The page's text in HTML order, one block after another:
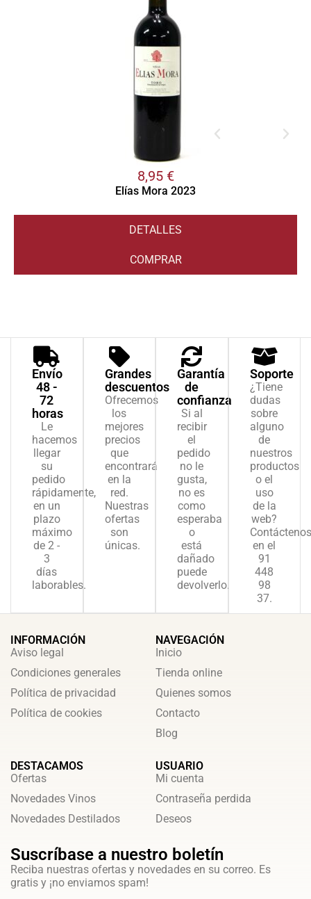
8,95 €
Elías Mora 2023
DETALLES
COMPRAR
Envío
48 -
72
horas
Le
hacemos
llegar
su
pedido
rápidamente,
en un
plazo
máximo
de 2 -
3
días
laborables.
Grandes
descuentos
Ofrecemos
los
mejores
precios
que
encontrará
en la
red.
Nuestras
ofertas
son
únicas.
Garantía
de
confianza
Si al
recibir
el
pedido
no le
gusta,
no es
como
esperaba
o
está
dañado
puede
devolverlo.
Soporte
¿Tiene
dudas
sobre
alguno
de
nuestros
productos
o el
uso
de la
web?
Contáctenos
en el
91
448
98
37.
INFORMACIÓN
Aviso legal
Condiciones generales
Política de privacidad
Política de cookies
NAVEGACIÓN
Inicio
Tienda online
Quienes somos
Contacto
Blog
DESTACAMOS
Ofertas
Novedades Vinos
Novedades Destilados
USUARIO
Mi cuenta
Contraseña perdida
Deseos
Suscríbase a nuestro boletín
Reciba nuestras ofertas y novedades en su correo. Es
gratis y ¡no enviamos spam!